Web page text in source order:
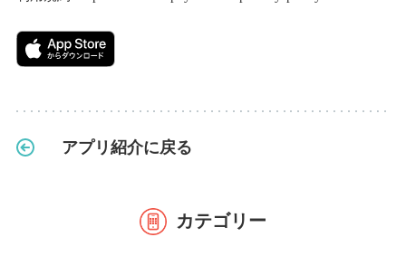
アプリ紹介に戻る
カテゴリー